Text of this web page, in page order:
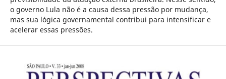
o governo Lula não é a causa dessa pressão por mudança,
mas sua lógica governamental contribui para intensificar e
acelerar essas pressões.